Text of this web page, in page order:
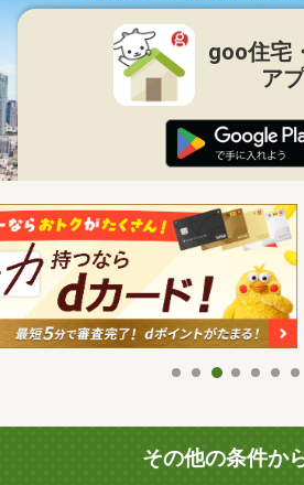
goo住宅
ア
その他の条件か